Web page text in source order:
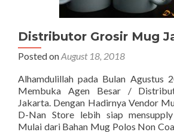
Distributor Grosir Mug
Posted onAugust 18, 2018
Alhamdulillah pada Bulan Agustus
Membuka Agen Besar /
Jakarta. Dengan Hadirnya Vendor
D-Nan Store lebih siap
Mulai dari Bahan Mug Polos Non